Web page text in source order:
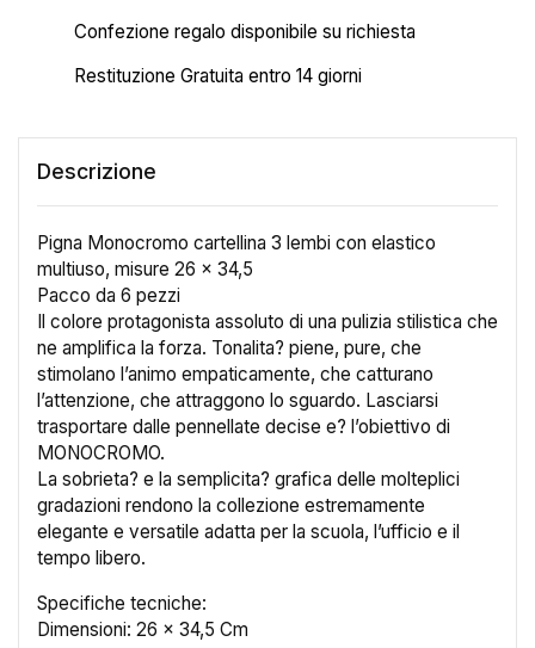
Confezione regalo disponibile su richiesta
Restituzione Gratuita entro 14 giorni
Descrizione
Pigna Monocromo cartellina 3 lembi con elastico
multiuso, misure 26 x 34,5
Pacco da 6 pezzi
Il colore protagonista assoluto di una pulizia stilistica che
ne amplifica la forza. Tonalita? piene, pure, che
stimolano l’animo empaticamente, che catturano
l’attenzione, che attraggono lo sguardo. Lasciarsi
trasportare dalle pennellate decise e? l’obiettivo di
MONOCROMO.
La sobrieta? e la semplicita? grafica delle molteplici
gradazioni rendono la collezione estremamente
elegante e versatile adatta per la scuola, l’ufficio e il
tempo libero.
Specifiche tecniche:
Dimensioni: 26 x 34,5 Cm